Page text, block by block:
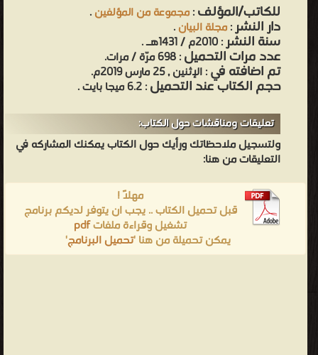
للكاتب/المؤلف:مجموعة من المؤلفين.
دار النشر:مجلة البيان.
سنة النشر: 2010م / 1431هـ .
عدد مرات التحميل: 698 مرّة / مرات.
تم اضافته في: الإثنين , 25 مارس 2019م.
حجم الكتاب عند التحميل: 6.2 ميجا بايت .
تعليقات ومناقشات حول الكتاب:
ولتسجيل ملاحظاتك ورأيك حول الكتاب يمكنك المشاركه في
التعليقات من هنا:
مهلاً !
قبل تحميل الكتاب .. يجب ان يتوفر لديكم برنامج
تشغيل وقراءة ملفاتpdf
يمكن تحميلة من هنا 'تحميل البرنامج'